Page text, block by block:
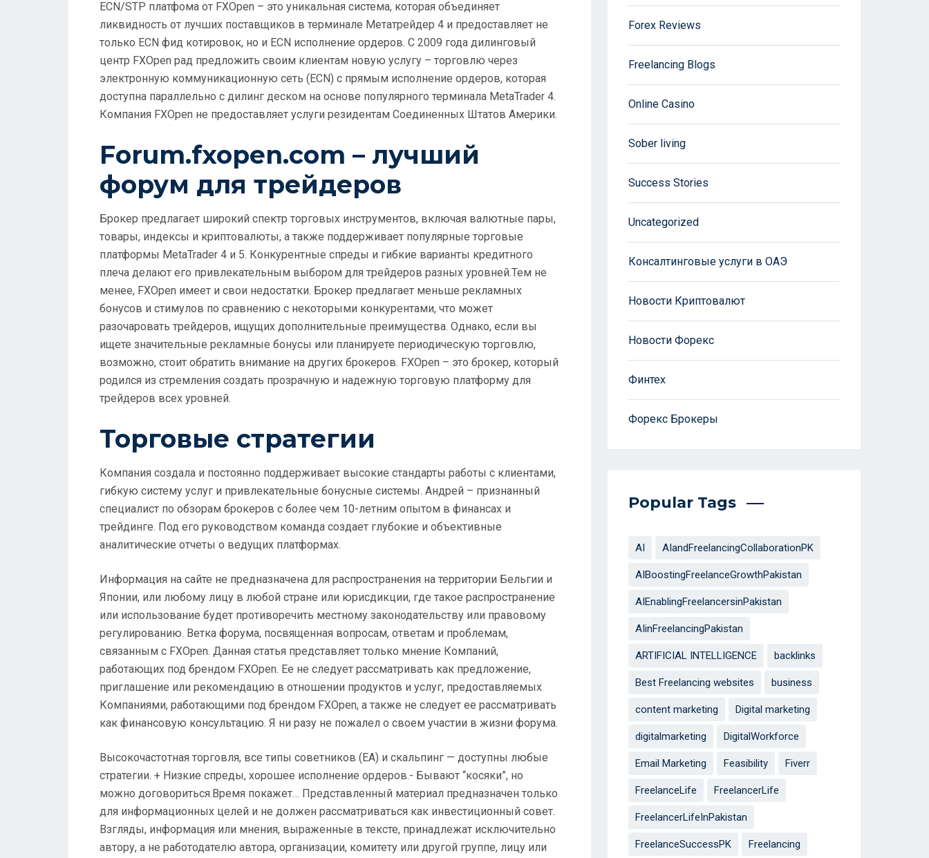
ECN/STP платфома от FXOpen – это уникальная система, которая объединяет
ликвидность от лучших поставщиков в терминале Метатрейдер 4 и предоставляет не
только ЕСN фид котировок, но и ЕСN исполнение ордеров. С 2009 года дилинговый
центр FXOpen рад предложить своим клиентам новую услугу – торговлю через
электронную коммуникационную сеть (ECN) с прямым исполнение ордеров, которая
доступна параллельно с дилинг деском на основе популярного терминала MetaTrader 4.
Компания FXOpen не предоставляет услуги резидентам Соединенных Штатов Америки.
Forum.fxopen.com – лучший
форум для трейдеров
Брокер предлагает широкий спектр торговых инструментов, включая валютные пары,
товары, индексы и криптовалюты, а также поддерживает популярные торговые
платформы MetaTrader 4 и 5. Конкурентные спреды и гибкие варианты кредитного
плеча делают его привлекательным выбором для трейдеров разных уровней.Тем не
менее, FXOpen имеет и свои недостатки. Брокер предлагает меньше рекламных
бонусов и стимулов по сравнению с некоторыми конкурентами, что может
разочаровать трейдеров, ищущих дополнительные преимущества. Однако, если вы
ищете значительные рекламные бонусы или планируете периодическую торговлю,
возможно, стоит обратить внимание на других брокеров. FXOpen – это брокер, который
родился из стремления создать прозрачную и надежную торговую платформу для
трейдеров всех уровней.
Торговые стратегии
Компания создала и постоянно поддерживает высокие стандарты работы с клиентами,
гибкую систему услуг и привлекательные бонусные системы. Андрей – признанный
специалист по обзорам брокеров с более чем 10-летним опытом в финансах и
трейдинге. Под его руководством команда создает глубокие и объективные
аналитические отчеты о ведущих платформах.
Информация на сайте не предназначена для распространения на территории Бельгии и
Японии, или любому лицу в любой стране или юрисдикции, где такое распространение
или использование будет противоречить местному законодательству или правовому
регулированию. Ветка форума, посвященная вопросам, ответам и проблемам,
связанным с FXOpen. Данная статья представляет только мнение Компаний,
работающих под брендом FXOpen. Ее не следует рассматривать как предложение,
приглашение или рекомендацию в отношении продуктов и услуг, предоставляемых
Компаниями, работающими под брендом FXOpen, а также не следует ее рассматривать
как финансовую консультацию. Я ни разу не пожалел о своем участии в жизни форума.
Высокочастотная торговля, все типы советников (EA) и скальпинг — доступны любые
стратегии. + Низкие спреды, хорошее исполнение ордеров.- Бывают “косяки”, но
можно договориться.Время покажет… Представленный материал предназначен только
для информационных целей и не должен рассматриваться как инвестиционный совет.
Взгляды, информация или мнения, выраженные в тексте, принадлежат исключительно
автору, а не работодателю автора, организации, комитету или другой группе, лицу или
Forex Reviews
Freelancing Blogs
Online Casino
Sober living
Success Stories
Uncategorized
Консалтинговые услуги в ОАЭ
Новости Криптовалют
Новости Форекс
Финтех
Форекс Брокеры
Popular Tags
AI AIandFreelancingCollaborationPK
AIBoostingFreelanceGrowthPakistan
AIEnablingFreelancersinPakistan
AIinFreelancingPakistan
ARTIFICIAL INTELLIGENCE backlinks
Best Freelancing websites business
content marketing Digital marketing
digitalmarketing DigitalWorkforce
Email Marketing Feasibility Fiverr
FreelanceLife FreelancerLife
FreelancerLifeInPakistan
FreelanceSuccessPK Freelancing